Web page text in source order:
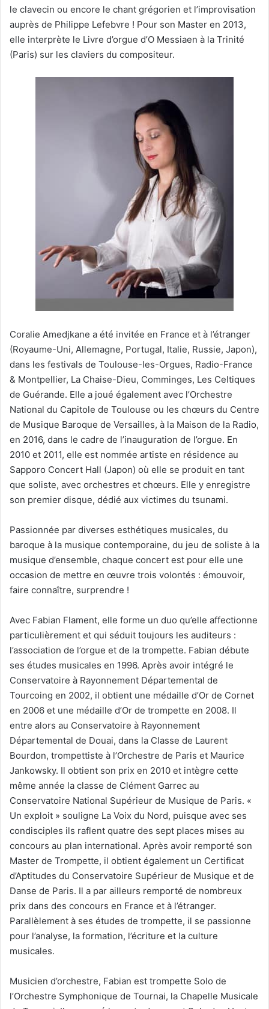
le clavecin ou encore le chant grégorien et l’improvisation
auprès de Philippe Lefebvre ! Pour son Master en 2013,
elle interprète le Livre d’orgue d’O Messiaen à la Trinité
(Paris) sur les claviers du compositeur.
Coralie Amedjkane a été invitée en France et à l’étranger
(Royaume-Uni, Allemagne, Portugal, Italie, Russie, Japon),
dans les festivals de Toulouse-les-Orgues, Radio-France
& Montpellier, La Chaise-Dieu, Comminges, Les Celtiques
de Guérande. Elle a joué également avec l’Orchestre
National du Capitole de Toulouse ou les chœurs du Centre
de Musique Baroque de Versailles, à la Maison de la Radio,
en 2016, dans le cadre de l’inauguration de l’orgue. En
2010 et 2011, elle est nommée artiste en résidence au
Sapporo Concert Hall (Japon) où elle se produit en tant
que soliste, avec orchestres et chœurs. Elle y enregistre
son premier disque, dédié aux victimes du tsunami.
Passionnée par diverses esthétiques musicales, du
baroque à la musique contemporaine, du jeu de soliste à la
musique d’ensemble, chaque concert est pour elle une
occasion de mettre en œuvre trois volontés : émouvoir,
faire connaître, surprendre !
Avec Fabian Flament, elle forme un duo qu’elle affectionne
particulièrement et qui séduit toujours les auditeurs :
l’association de l’orgue et de la trompette. Fabian débute
ses études musicales en 1996. Après avoir intégré le
Conservatoire à Rayonnement Départemental de
Tourcoing en 2002, il obtient une médaille d’Or de Cornet
en 2006 et une médaille d’Or de trompette en 2008. Il
entre alors au Conservatoire à Rayonnement
Départemental de Douai, dans la Classe de Laurent
Bourdon, trompettiste à l’Orchestre de Paris et Maurice
Jankowsky. Il obtient son prix en 2010 et intègre cette
même année la classe de Clément Garrec au
Conservatoire National Supérieur de Musique de Paris. «
Un exploit » souligne La Voix du Nord, puisque avec ses
condisciples ils raflent quatre des sept places mises au
concours au plan international. Après avoir remporté son
Master de Trompette, il obtient également un Certificat
d’Aptitudes du Conservatoire Supérieur de Musique et de
Danse de Paris. Il a par ailleurs remporté de nombreux
prix dans des concours en France et à l’étranger.
Parallèlement à ses études de trompette, il se passionne
pour l’analyse, la formation, l’écriture et la culture
musicales.
Musicien d’orchestre, Fabian est trompette Solo de
l’Orchestre Symphonique de Tournai, la Chapelle Musicale